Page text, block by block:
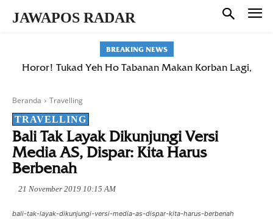
JAWAPOS RADAR
BREAKING NEWS
Horor! Tukad Yeh Ho Tabanan Makan Korban Lagi,
Warga Belumbang Hilang Terseret Arus Saat Mandi
Beranda
Travelling
TRAVELLING
Bali Tak Layak Dikunjungi Versi
Media AS, Dispar: Kita Harus
Berbenah
21 November 2019 10:15 AM
bali-tak-layak-dikunjungi-versi-media-as-dispar-kita-harus-berbenah